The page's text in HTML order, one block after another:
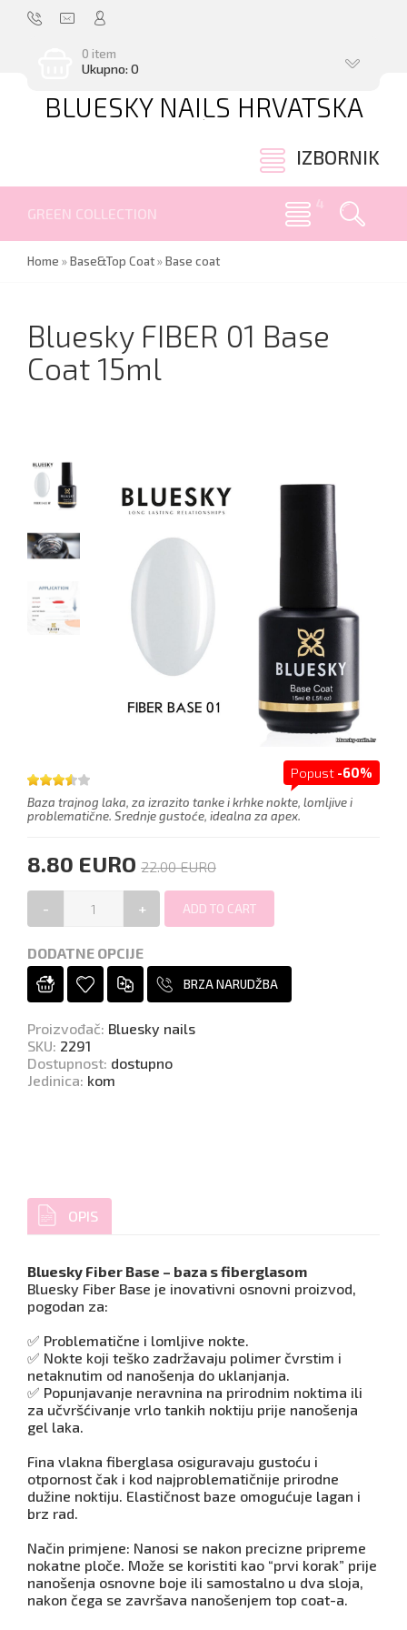
0 item
Ukupno: 0
BLUESKY NAILS HRVATSKA
.
IZBORNIK
GREEN COLLECTION
Home »Base&Top Coat»Base coat
Bluesky FIBER 01 Base
Coat 15ml
Popust -60%
Baza trajnog laka, za izrazito tanke i krhke nokte, lomljive i
problematične. Srednje gustoće, idealna za apex.
8.80 EURO 22.00 EURO
- +
DODATNE OPCIJE
BRZA NARUDŽBA
Proizvođač: Bluesky nails
SKU: 2291
Dostupnost: dostupno
Jedinica: kom
OPIS
Bluesky Fiber Base – baza s fiberglasom
Bluesky Fiber Base je inovativni osnovni proizvod,
pogodan za:
✅ Problematične i lomljive nokte.
✅ Nokte koji teško zadržavaju polimer čvrstim i
netaknutim od nanošenja do uklanjanja.
✅ Popunjavanje neravnina na prirodnim noktima ili
za učvršćivanje vrlo tankih noktiju prije nanošenja
gel laka.
Fina vlakna fiberglasa osiguravaju gustoću i
otpornost čak i kod najproblematičnije prirodne
dužine noktiju. Elastičnost baze omogućuje lagan i
brz rad.
Način primjene: Nanosi se nakon precizne pripreme
nokatne ploče. Može se koristiti kao “prvi korak” prije
nanošenja osnovne boje ili samostalno u dva sloja,
nakon čega se završava nanošenjem top coat-a.